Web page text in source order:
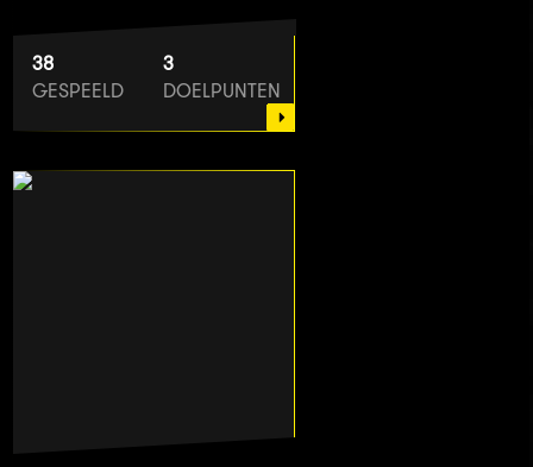
38
GESPEELD
3
DOELPUNTEN